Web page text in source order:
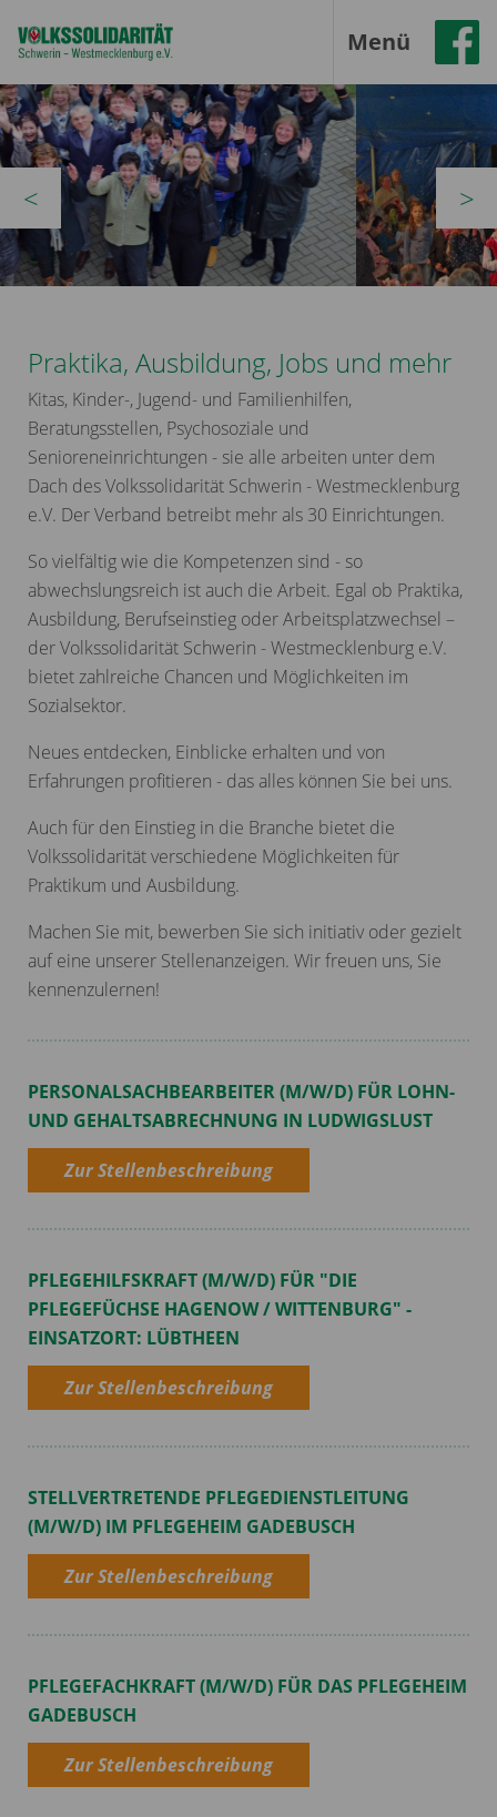
Menü
zurück
Praktika, Ausbildung, Jobs und mehr
Kitas, Kinder-, Jugend- und Familienhilfen,
Beratungsstellen, Psychosoziale und
Senioreneinrichtungen - sie alle arbeiten unter dem
Dach des Volkssolidarität Schwerin - Westmecklenburg
e.V. Der Verband betreibt mehr als 30 Einrichtungen.
So vielfältig wie die Kompetenzen sind - so
abwechslungsreich ist auch die Arbeit. Egal ob Praktika,
Ausbildung, Berufseinstieg oder Arbeitsplatzwechsel –
der Volkssolidarität Schwerin - Westmecklenburg e.V.
bietet zahlreiche Chancen und Möglichkeiten im
Sozialsektor.
Neues entdecken, Einblicke erhalten und von
Erfahrungen profitieren - das alles können Sie bei uns.
Auch für den Einstieg in die Branche bietet die
Volkssolidarität verschiedene Möglichkeiten für
Praktikum und Ausbildung.
Machen Sie mit, bewerben Sie sich initiativ oder gezielt
auf eine unserer Stellenanzeigen. Wir freuen uns, Sie
kennenzulernen!
PERSONALSACHBEARBEITER (M/W/D) FÜR LOHN-
UND GEHALTSABRECHNUNG IN LUDWIGSLUST
Zur Stellenbeschreibung
PFLEGEHILFSKRAFT (M/W/D) FÜR "DIE
PFLEGEFÜCHSE HAGENOW / WITTENBURG" -
EINSATZORT: LÜBTHEEN
Zur Stellenbeschreibung
STELLVERTRETENDE PFLEGEDIENSTLEITUNG
(M/W/D) IM PFLEGEHEIM GADEBUSCH
Zur Stellenbeschreibung
PFLEGEFACHKRAFT (M/W/D) FÜR DAS PFLEGEHEIM
GADEBUSCH
Zur Stellenbeschreibung